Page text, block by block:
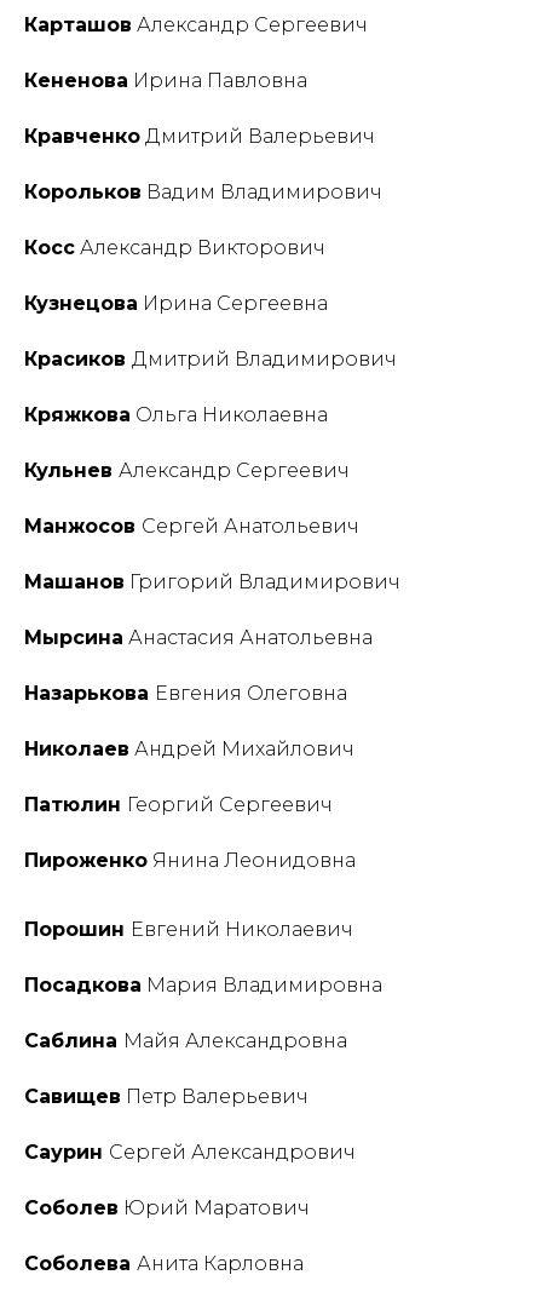
Карташов Александр Сергеевич
Кененова Ирина Павловна
Кравченко Дмитрий Валерьевич
Корольков Вадим Владимирович
Косс Александр Викторович
Кузнецова Ирина Сергеевна
Красиков Дмитрий Владимирович
Кряжкова Ольга Николаевна
Кульнев Александр Сергеевич
Манжосов Сергей Анатольевич
Машанов Григорий Владимирович
Мырсина Анастасия Анатольевна
Назарькова Евгения Олеговна
Николаев Андрей Михайлович
Патюлин Георгий Сергеевич
Пироженко Янина Леонидовна
Порошин Евгений Николаевич
Посадкова Мария Владимировна
Саблина Майя Александровна
Савищев Петр Валерьевич
Саурин Сергей Александрович
Соболев Юрий Маратович
Соболева Анита Карловна